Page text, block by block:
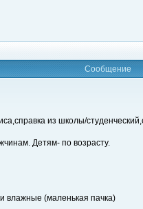
Сообщение
из школы/
Детям- по возрасту.
влажные (маленькая пачка)